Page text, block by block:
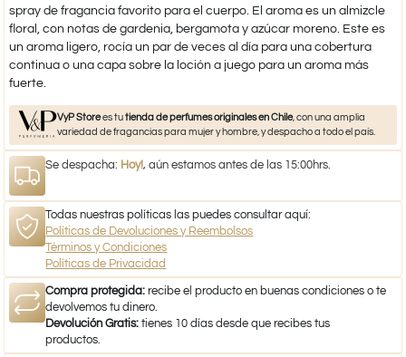
spray de fragancia favorito para el cuerpo. El aroma es un almizcle
floral, con notas de gardenia, bergamota y azúcar moreno. Este es
un aroma ligero, rocía un par de veces al día para una cobertura
continua o una capa sobre la loción a juego para un aroma más
fuerte.
VyP Storees tutienda de perfumes originales en Chile, con una amplia
variedad de fragancias para mujer y hombre, y despacho a todo el país.
Se despacha: Hoy!, aún estamos antes de las 15:00hrs.
Todas nuestras políticas las puedes consultar aquí:
Políticas de Devoluciones y Reembolsos
Términos y Condiciones
Políticas de Privacidad
Compra protegida: recibe el producto en buenas condiciones o te
devolvemos tu dinero.
Devolución Gratis: tienes 10 días desde que recibes tus
productos.